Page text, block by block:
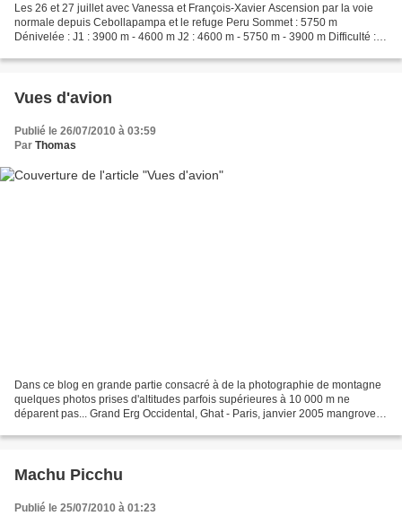
Les 26 et 27 juillet avec Vanessa et François-Xavier Ascension par la voie
normale depuis Cebollapampa et le refuge Peru Sommet : 5750 m
Dénivelée : J1 : 3900 m - 4600 m J2 : 4600 m - 5750 m - 3900 m Difficulté : F
Vues d'avion
Publié le 26/07/2010 à 03:59
Par Thomas
Dans ce blog en grande partie consacré à de la photographie de montagne
quelques photos prises d'altitudes parfois supérieures à 10 000 m ne
déparent pas... Grand Erg Occidental, Ghat - Paris, janvier 2005 mangrove et
Machu Picchu
Publié le 25/07/2010 à 01:23